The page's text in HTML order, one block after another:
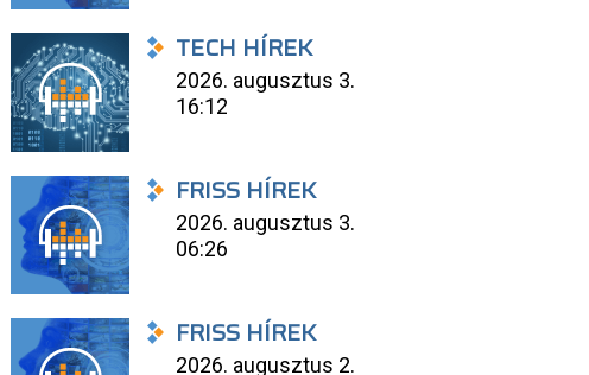
TECH HÍREK
2026. augusztus 3.
16:12
FRISS HÍREK
2026. augusztus 3.
06:26
FRISS HÍREK
2026. augusztus 2.